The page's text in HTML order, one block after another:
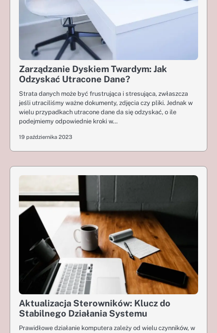
Zarządzanie Dyskiem Twardym: Jak
Odzyskać Utracone Dane?
Strata danych może być frustrująca i stresująca, zwłaszcza
jeśli utraciliśmy ważne dokumenty, zdjęcia czy pliki. Jednak w
wielu przypadkach utracone dane da się odzyskać, o ile
podejmiemy odpowiednie kroki w…
19 października 2023
Aktualizacja Sterowników: Klucz do
Stabilnego Działania Systemu
Prawidłowe działanie komputera zależy od wielu czynników, w